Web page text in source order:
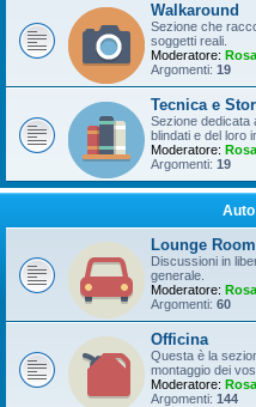
Walkaround
Sezione che
soggetti reali.
Moderatore:
Argomenti: 19
Tecnica e
Sezione dedicata
blindati e del loro
Moderatore:
Argomenti: 19
Lounge
Discussioni in
generale.
Moderatore:
Argomenti: 60
Officina
Questa è la
montaggio dei
Moderatore:
Argomenti: 144